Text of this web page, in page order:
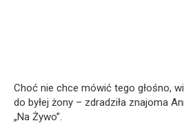
Choć nie chce mówić tego głośno,
do byłej żony – zdradziła znajoma
„Na Żywo”.